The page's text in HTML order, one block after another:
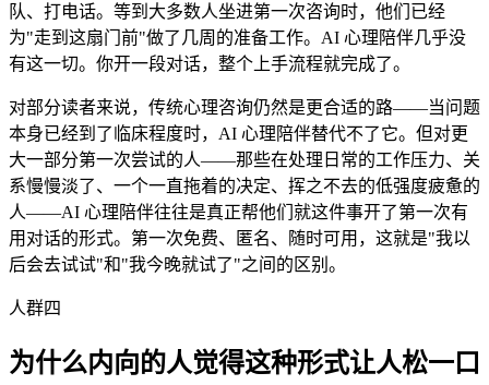
队、打电话。等到大多数人坐进第一次咨询时，他们已经
为"走到这扇门前"做了几周的准备工作。AI 心理陪伴几乎没
有这一切。你开一段对话，整个上手流程就完成了。
对部分读者来说，传统心理咨询仍然是更合适的路——当问题
本身已经到了临床程度时，AI 心理陪伴替代不了它。但对更
大一部分第一次尝试的人——那些在处理日常的工作压力、关
系慢慢淡了、一个一直拖着的决定、挥之不去的低强度疲惫的
人——AI 心理陪伴往往是真正帮他们就这件事开了第一次有
用对话的形式。第一次免费、匿名、随时可用，这就是"我以
后会去试试"和"我今晚就试了"之间的区别。
人群四
为什么内向的人觉得这种形式让人松一口